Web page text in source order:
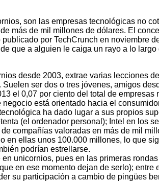
son las empresas tecnológicas no
más de mil millones de dólares. El
por TechCrunch en noviembre
que a alguien le caiga un rayo a lo
desde 2003, extrae varias lecciones
ser dos o tres jóvenes, amigos
el 0,07 por ciento del total de
está orientado hacia el
ha dado lugar a sus propios
(el ordenador personal); Intel en los
compañías valoradas en más de mil
ellas unos 100.000 millones, lo que
podrían estrellarse.
unicornios, pues en las primeras
en ese momento dejan de serlo);
su participación a cambio de pingües